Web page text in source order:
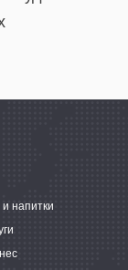
и напитки